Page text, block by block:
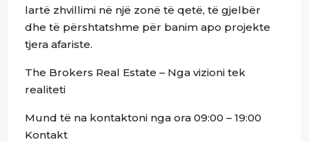
lartë zhvillimi në një zonë të qetë, të gjelbër
dhe të përshtatshme për banim apo projekte
tjera afariste.
The Brokers Real Estate – Nga vizioni tek
realiteti
Mund të na kontaktoni nga ora 09:00 – 19:00
Kontakt